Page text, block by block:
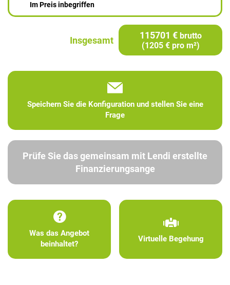
Im Preis inbegriffen
Insgesamt 115701 € brutto
(1205 € pro m²)
Speichern Sie die Konfiguration und stellen Sie eine
Frage
Prüfe Sie das gemeinsam mit Lendi erstellte
Finanzierungsange
Was das Angebot
beinhaltet?
Virtuelle Begehung